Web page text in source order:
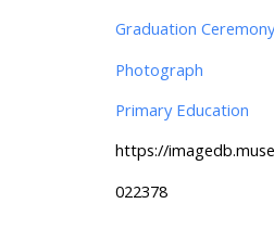
Graduation Ceremony
Photograph
Primary Education
https://
022378